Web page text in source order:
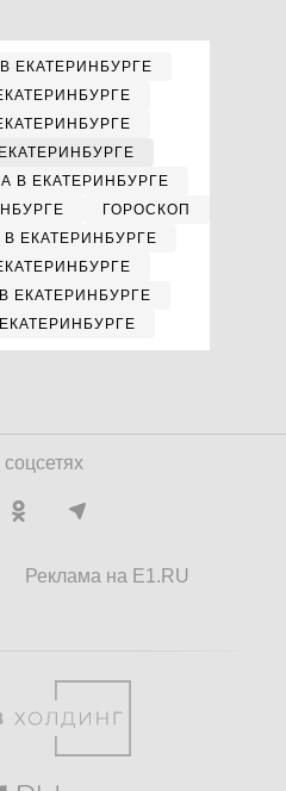
ЕКАТЕРИНБУРГЕ
В ЕКАТЕРИНБУРГЕ
ГОРОСКОП
ЕКАТЕРИНБУРГЕ
ЕКАТЕРИНБУРГЕ
Реклама на E1.RU